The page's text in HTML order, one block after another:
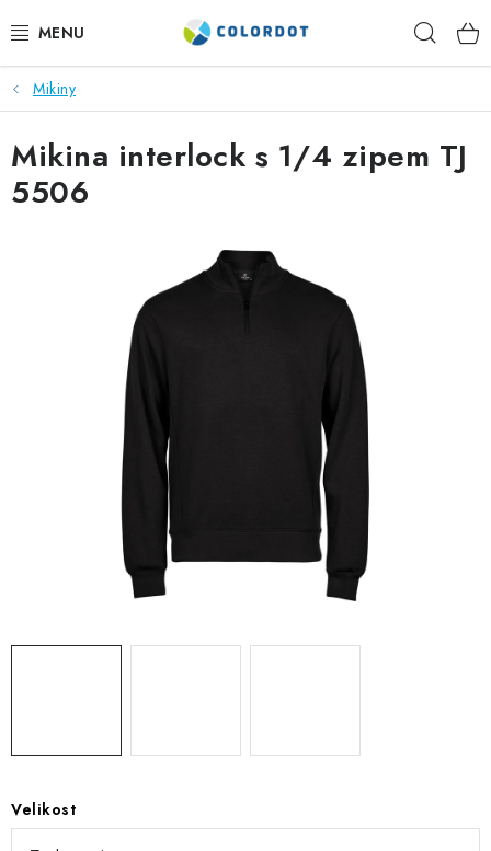
na
REKLAMNÍ TEXTIL
REKLAMNÍ PŘEDMĚTY
ČEPICE A DOPLŇKY
POTISK TEXTILU
DIGITÁLNÍ TISK
REFLEXNÍ NAŽEHLOVAČKY
TEXTIL S VLASTNÍM POTISKEM
Vánoční trička
Kontakty
Akce a slevy
Mikiny
Velikost
Mikina interlock s 1/4 zipem TJ
5506